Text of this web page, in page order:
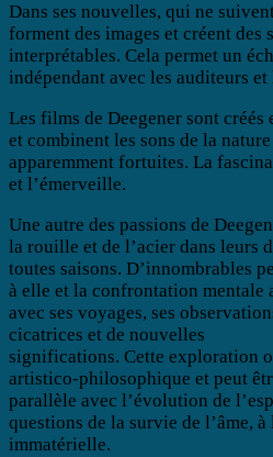
Dans ses nouvelles, qui ne
forment des images et créent des
interprétables. Cela permet un
indépendant avec les auditeurs et
Les films de Deegener sont
et combinent les sons de la
apparemment fortuites. La
et l’émerveille.
Une autre des passions de
la rouille et de l’acier dans leurs
toutes saisons. D’innombrables
à elle et la confrontation mentale
avec ses voyages, ses
cicatrices et de nouvelles
significations. Cette exploration
artistico-philosophique et peut
parallèle avec l’évolution de
questions de la survie de l’âme,
immatérielle.